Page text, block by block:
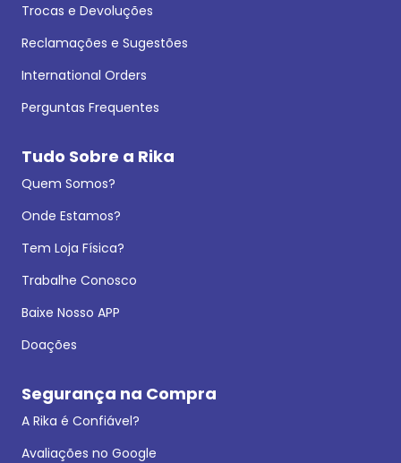
Trocas e Devoluções
Reclamações e Sugestões
International Orders
Perguntas Frequentes
Tudo Sobre a Rika
Quem Somos?
Onde Estamos?
Tem Loja Física?
Trabalhe Conosco
Baixe Nosso APP
Doações
Segurança na Compra
A Rika é Confiável?
Avaliações no Google